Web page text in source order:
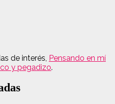
de interés, Pensando en mí
y pegadizo.